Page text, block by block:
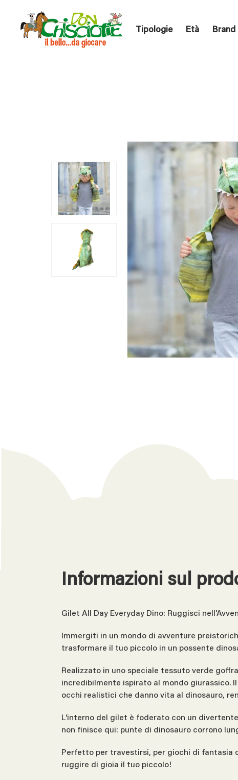
Tipologie Età Brand
Informazioni sul
Gilet All Day Everyday Dino: Ruggisci
Immergiti in un mondo di avventure
trasformare il tuo piccolo in un possente
Realizzato in uno speciale tessuto verde
incredibilmente ispirato al mondo giurassico.
occhi realistici che danno vita al dinosauro,
L'interno del gilet è foderato con un
non finisce qui: punte di dinosauro corrono
Perfetto per travestirsi, per giochi di fantasia
ruggire di gioia il tuo piccolo!